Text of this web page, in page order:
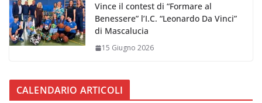
Vince il contest di “Formare al
Benessere” l’I.C. “Leonardo Da Vinci”
di Mascalucia
15 Giugno 2026
CALENDARIO ARTICOLI